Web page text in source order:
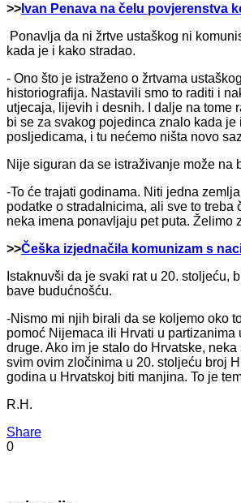
>> Ivan Penava na čelu povjerenstva
Ponavlja da ni žrtve ustaškog ni
kada je i kako stradao.
- Ono što je istraženo o žrtvama
historiografija. Nastavili smo to raditi i
utjecaja, lijevih i desnih. I dalje na tome
bi se za svakog pojedinca znalo kada
posljedicama, i tu nećemo ništa novo
Nije siguran da se istraživanje može na
-To će trajati godinama. Niti jedna
podatke o stradalnicima, ali sve to
neka imena ponavljaju pet puta. Želimo
>>Češka izjednačila komunizam s
Istaknuvši da je svaki rat u 20.
bave budućnošću.
-Nismo mi njih birali da se koljemo oko
pomoć Nijemaca ili Hrvati u
druge. Ako im je stalo do Hrvatske,
svim ovim zločinima u 20. stoljeću broj
godina u Hrvatskoj biti manjina. To je
R.H.
Share
0